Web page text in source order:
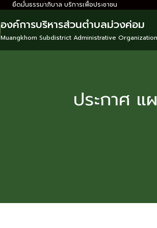
ยึดมั่นธรรมาภิบาล บริการเพื่อประชาชน
องค์การบริหารส่วนตำบลม่วงค่อม
Muangkhom Subdistrict Administrative Organization
ประกาศ